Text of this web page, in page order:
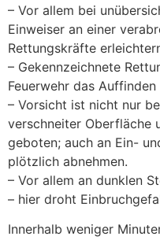
– Vor allem bei
Einweiser an einer
Rettungskräfte
– Gekennzeichnete
Feuerwehr das Auffinden
– Vorsicht ist nicht nur
verschneiter Oberfläche
geboten; auch an Ein-
plötzlich abnehmen.
– Vor allem an dunklen
– hier droht
Innerhalb weniger